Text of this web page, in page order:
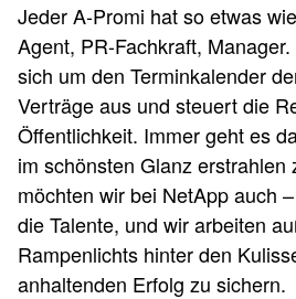
Jeder A-Promi hat so etwas
Agent, PR-Fachkraft,
sich um den Terminkalender
Verträge aus und steuert die
Öffentlichkeit. Immer geht es
im schönsten Glanz erstrahlen
möchten wir bei NetApp auch
die Talente, und wir arbeiten
Rampenlichts hinter den
anhaltenden Erfolg zu sichern.